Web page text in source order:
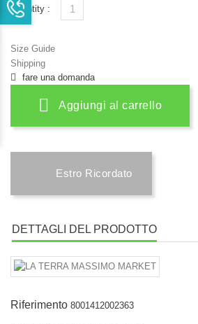
Quantity :
Size Guide
Shipping
fare una domanda
Aggiungi al carrello
Estro Ricordato
DETTAGLI DEL PRODOTTO
Riferimento 8001412002363